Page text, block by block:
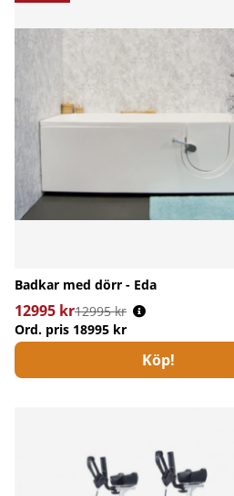
Badkar med dörr - Eda
12995 kr
Ordinarie pris:
12995 kr
Ord. pris 18995 kr
Köp!